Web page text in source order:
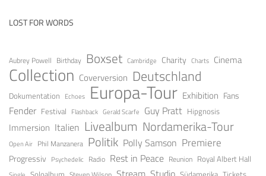
LOST FOR WORDS
Aubrey Powell Birthday Boxset Cambridge Charity Charts Cinema
Collection Coverversion Deutschland
Dokumentation Echoes Europa-Tour Exhibition Fans
Fender Festival Flashback Gerald Scarfe Guy Pratt Hipgnosis
Immersion Italien Livealbum Nordamerika-Tour
Open Air Phil Manzanera Politik Polly Samson Premiere
Progressiv Psychedelic Radio Rest in Peace Reunion Royal Albert Hall